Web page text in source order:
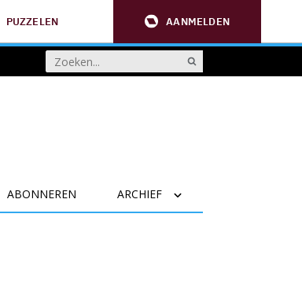
PUZZELEN AANMELDEN
ABONNEREN ARCHIEF